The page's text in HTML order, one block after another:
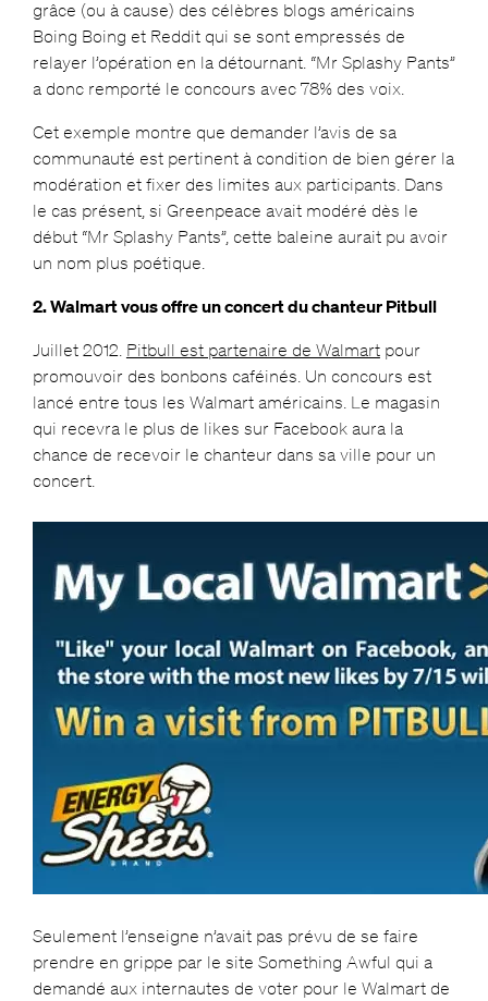
grâce (ou à cause) des célèbres blogs américains
Boing Boing et Reddit qui se sont empressés de
relayer l’opération en la détournant. “Mr Splashy Pants”
a donc remporté le concours avec 78% des voix.
Cet exemple montre que demander l’avis de sa
communauté est pertinent à condition de bien gérer la
modération et fixer des limites aux participants. Dans
le cas présent, si Greenpeace avait modéré dès le
début “Mr Splashy Pants”, cette baleine aurait pu avoir
un nom plus poétique.
2. Walmart vous offre un concert du chanteur Pitbull
Juillet 2012. Pitbull est partenaire de Walmartpour
promouvoir des bonbons caféinés. Un concours est
lancé entre tous les Walmart américains. Le magasin
qui recevra le plus de likes sur Facebook aura la
chance de recevoir le chanteur dans sa ville pour un
concert.
Seulement l’enseigne n’avait pas prévu de se faire
prendre en grippe par le site Something Awful qui a
demandé aux internautes de voter pour le Walmart de